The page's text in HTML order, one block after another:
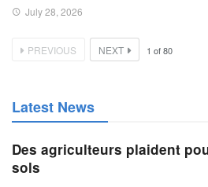
July 28, 2026
PREVIOUS NEXT 1 of80
Latest News
Des agriculteurs plaident
sols